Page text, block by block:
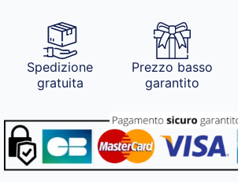
Spedizione
gratuita
Prezzo basso
garantito